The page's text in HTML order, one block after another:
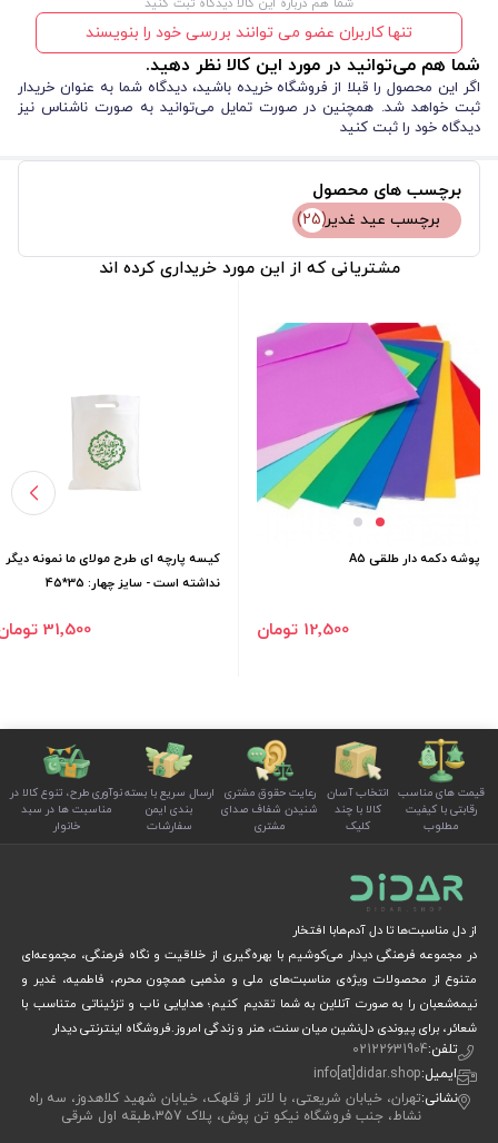
تنها کاربران عضو می توانند بررسی خود را بنویسند
شما هم می‌توانید در مورد این کالا نظر دهید.
اگر این محصول را قبلا از فروشگاه خریده باشید، دیدگاه شما به عنوان خریدار
ثبت خواهد شد. همچنین در صورت تمایل می‌توانید به صورت ناشناس نیز
دیدگاه خود را ثبت کنید
برچسب های محصول
برچسب عید غدیر(25)
مشتریانی که از این مورد خریداری کرده اند
پوشه دکمه دار طلقی A5
12٬500 تومان
کیسه پارچه ای طرح مولای ما نمونه دیگر
نداشته است - سایز چهار: 35*45
31٬500 تومان
قیمت های مناسب
رقابتی با کیفیت
مطلوب
انتخاب آسان
کالا با چند
کلیک
رعایت حقوق مشتری
شنیدن شفاف صدای
مشتری
ارسال سریع با بسته
بندی ایمن
سفارشات
نوآوری طرح، تنوع کالا در
مناسبت ها در سبد
خانوار
از دل مناسبت‌ها تا دل آدم‌هابا افتخار
در مجموعه فرهنگی دیدار می‌کوشیم با بهره‌گیری از خلاقیت و نگاه فرهنگی، مجموعه‌ای
متنوع از محصولات ویژه‌ی مناسبت‌های ملی و مذهبی همچون محرم، فاطمیه، غدیر و
نیمه‌شعبان را به صورت آنلاین به شما تقدیم کنیم؛ هدایایی ناب و تزئیناتی متناسب با
شعائر، برای پیوندی دل‌نشین میان سنت، هنر و زندگی امروز.فروشگاه اینترنتی دیدار
تلفن:02122631904
ایمیل:info[at]didar.shop
نشانی:تهران، خیابان شریعتی، با لاتر از قلهک، خیابان شهید کلاهدوز، سه راه
نشاط، جنب فروشگاه نیکو تن پوش، پلاک 357،طبقه اول شرقی